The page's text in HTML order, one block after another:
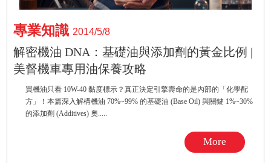
專業知識 2014/5/8
解密機油 DNA：基礎油與添加劑的黃金比例 |
美督機車專用油保養攻略
買機油只看 10W-40 黏度標示？真正決定引擎壽命的是內部的「化學配
方」！本篇深入解構機油 70%~99% 的基礎油 (Base Oil) 與關鍵 1%~30%
的添加劑 (Additives) 奧.....
More